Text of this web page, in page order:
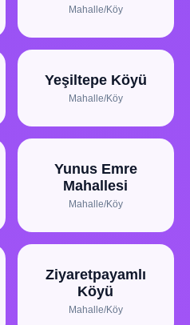
Mahalle/Köy
Yeşiltepe Köyü
Mahalle/Köy
Yunus Emre
Mahallesi
Mahalle/Köy
Ziyaretpayamlı
Köyü
Mahalle/Köy